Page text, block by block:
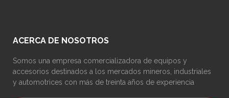
ACERCA DE NOSOTROS
Somos una empresa comercializadora de equipos y
accesorios destinados a los mercados mineros, industriales
y automotrices con más de treinta años de experiencia